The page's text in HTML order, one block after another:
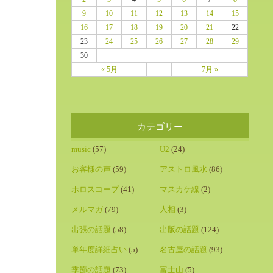
« 5月 7月 »
9
10 11 12 13 14
15
16
17 18 19 20 21
22
23
24 25 26 27 28
29
30
カテゴリー
music (57) U2 (24)
お客様の声 (59) アストロ風水 (86)
ホロスコープ(41) マスカケ線 (2)
メルマガ (79) 人相 (3)
出張の話題 (58) 出版の話題 (124)
単年度詳細占い (5) 名古屋の話題 (93)
季節の話題 (73) 富士山 (5)